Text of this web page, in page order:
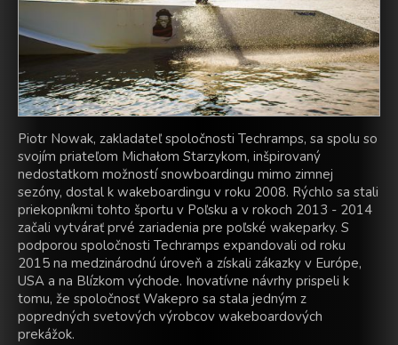
Piotr Nowak, zakladateľ spoločnosti Techramps, sa spolu so
svojím priateľom Michałom Starzykom, inšpirovaný
nedostatkom možností snowboardingu mimo zimnej
sezóny, dostal k wakeboardingu v roku 2008. Rýchlo sa stali
priekopníkmi tohto športu v Poľsku a v rokoch 2013 - 2014
začali vytvárať prvé zariadenia pre poľské wakeparky. S
podporou spoločnosti Techramps expandovali od roku
2015 na medzinárodnú úroveň a získali zákazky v Európe,
USA a na Blízkom východe. Inovatívne návrhy prispeli k
tomu, že spoločnosť Wakepro sa stala jedným z
popredných svetových výrobcov wakeboardových
prekážok.